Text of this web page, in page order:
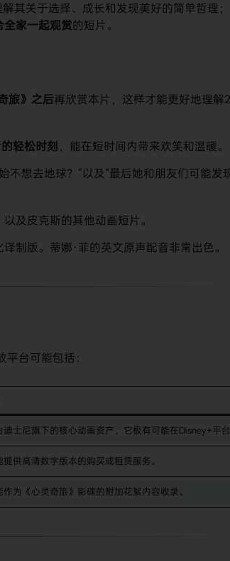
其关于选择、成长和发现美好的简单哲理
全家一起观赏​​的短片。
旅》之后​再欣赏本片，这样才能更好地理解
轻松时刻​ ​，能在短时间内带来欢笑和温暖。
不想去地球？”以及“最后她和朋友们可能发
及皮克斯的其他动画短片。
制版。蒂娜·菲的英文原声配音非常出色。
台可能包括：
迪士尼旗下的核心动画资产，它极有可能在Disney+平
提供高清数字版本的购买或租赁服务。
作为《心灵奇旅》影碟的附加花絮内容收录。